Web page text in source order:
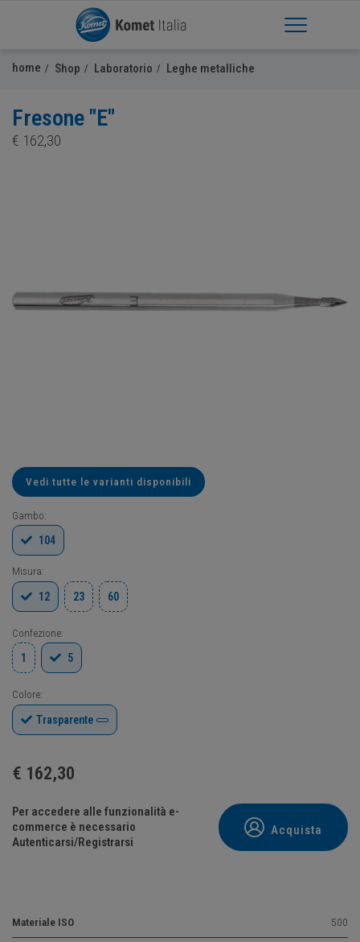
Apri Menu
home Shop Laboratorio Leghe metalliche
Fresone "E"
€ 162,30
Vedi tutte le varianti disponibili
Gambo:
104
Misura:
12
23 60
Confezione:
1
5
Colore:
Trasparente
€ 162,30
Per accedere alle funzionalità e-
commerce è necessario
Autenticarsi/Registrarsi
Acquista
Materiale ISO 500